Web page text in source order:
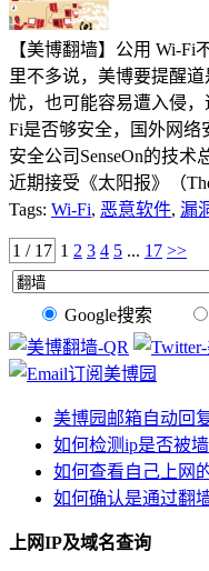
【美博翻墙】公用 Wi-
里不多说，美博要提醒
忧，也可能容易遭入侵
Fi是否够安全，国外网络
安全公司SenseOn的技术
近期接受《太阳报》（
Tags: Wi-Fi, 恶意软件, 漏
1 / 17 1 2 3 4 5 ... 17 >>
Google搜索
美博园邮箱自动回
如何检测ip是否被墙
如何查看自己上网
如何确认是通过翻
上网IP及域名查询